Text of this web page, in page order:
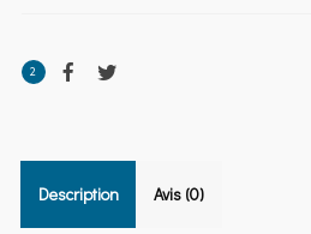
2
Description Avis (0)